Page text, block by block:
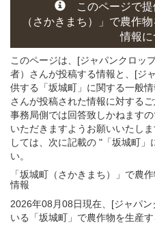
このページで提
（さかきまち）」 で農作
情報に
このページは、[ジャパンクロッ
者）さんが投稿する情報と、[ジ
供する「坂城町」に関する一般
さんが投稿された情報に対する
事務局側では回答致しかねます
いただきますようお願いいたし
しては、次に記載の "「坂城町
い。
「坂城町（さかきまち）」 で農
情報
2026年08月08日現在、[ジャパ
いる「坂城町」で農作物を生産